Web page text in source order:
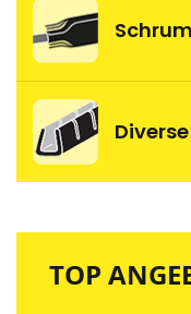
TOP